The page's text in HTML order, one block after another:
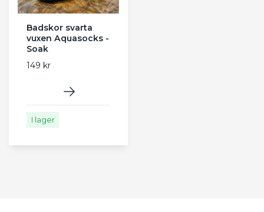
Badskor svarta
vuxen Aquasocks -
Soak
149 kr
I lager